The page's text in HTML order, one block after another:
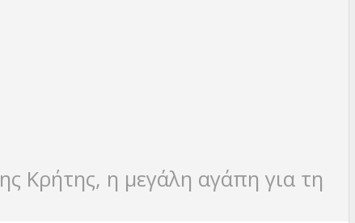
Κρήτης, η μεγάλη αγάπη για τη